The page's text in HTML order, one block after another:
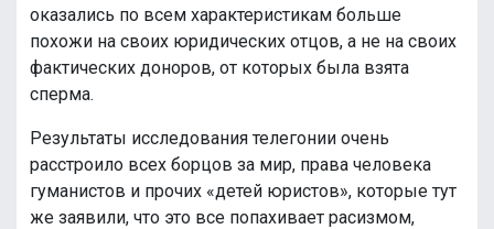
оказались по всем характеристикам больше
похожи на своих юридических отцов, а не на своих
фактических доноров, от которых была взята
сперма.
Результаты исследования телегонии очень
расстроило всех борцов за мир, права человека
гуманистов и прочих «детей юристов», которые тут
же заявили, что это все попахивает расизмом,